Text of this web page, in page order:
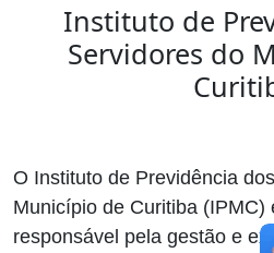
Instituto de
Servidores do
O Instituto de Previdência
Município de Curitiba (IPMC)
responsável pela gestão e